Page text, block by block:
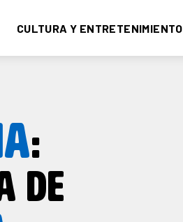
CULTURA Y ENTRETENIMIENTO
:
DE